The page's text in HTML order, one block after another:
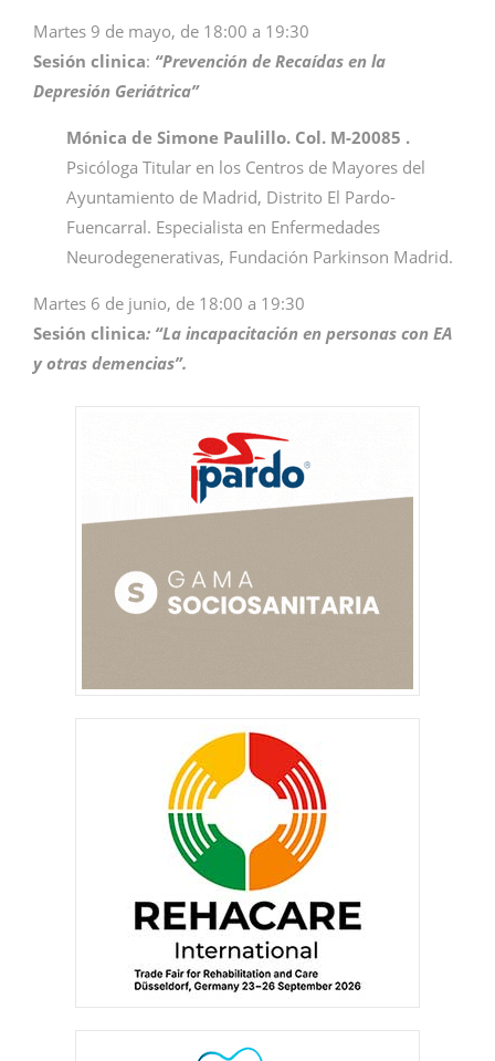
Martes 9 de mayo, de 18:00 a 19:30
Sesión clinica: “Prevención de Recaídas en la
Depresión Geriátrica”
Mónica de Simone Paulillo. Col. M-20085 .
Psicóloga Titular en los Centros de Mayores del
Ayuntamiento de Madrid, Distrito El Pardo-
Fuencarral. Especialista en Enfermedades
Neurodegenerativas, Fundación Parkinson Madrid.
Martes 6 de junio, de 18:00 a 19:30
Sesión clinica: “La incapacitación en personas con EA
y otras demencias”.